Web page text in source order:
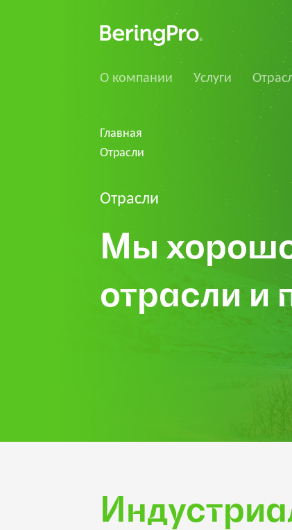
О компании Услуги
Главная
Отрасли
Отрасли
Мы
отрасли и